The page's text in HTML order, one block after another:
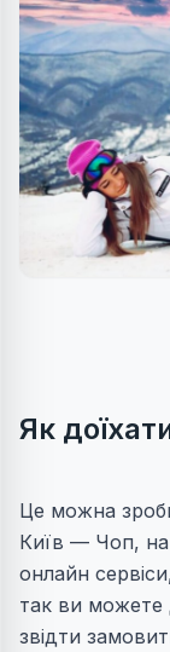
Як
Це можна
Київ — Чоп, на
онлайн
так ви можете
звідти